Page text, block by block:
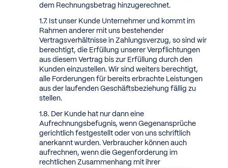
dem Rechnungsbetrag hinzugerechnet.
Ist unser Kunde Unternehmer und kommt im
Rahmen anderer mit uns bestehender
Vertragsverhältnisse in Zahlungsverzug, so sind wir
berechtigt, die Erfüllung unserer Verpflichtungen
aus diesem Vertrag bis zur Erfüllung durch den
Kunden einzustellen. Wir sind weiters berechtigt,
alle Forderungen für bereits erbrachte Leistungen
aus der laufenden Geschäftsbeziehung fällig zu
stellen.
Der Kunde hat nur dann eine
Aufrechnungsbefugnis, wenn Gegenansprüche
gerichtlich festgestellt oder von uns schriftlich
anerkannt wurden. Verbraucher können auch
aufrechnen, wenn die Gegenforderung im
rechtlichen Zusammenhang mit ihrer